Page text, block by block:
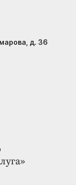
д. 36